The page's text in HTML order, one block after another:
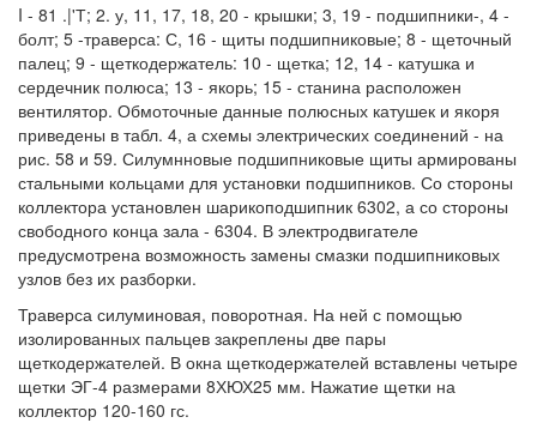
I - 81 .|'Т; 2. у, 11, 17, 18, 20 - крышки; 3, 19 - подшипники-, 4 -
болт; 5 -траверса: С, 16 - щиты подшипниковые; 8 - щеточный
палец; 9 - щеткодержатель: 10 - щетка; 12, 14 - катушка и
сердечник полюса; 13 - якорь; 15 - станина расположен
вентилятор. Обмоточные данные полюсных катушек и якоря
приведены в табл. 4, а схемы электрических соединений - на
рис. 58 и 59. Силумнновые подшипниковые щиты армированы
стальными кольцами для установки подшипников. Со стороны
коллектора установлен шарикоподшипник 6302, а со стороны
свободного конца зала - 6304. В электродвигателе
предусмотрена возможность замены смазки подшипниковых
узлов без их разборки.
Траверса силуминовая, поворотная. На ней с помощью
изолированных пальцев закреплены две пары
щеткодержателей. В окна щеткодержателей вставлены четыре
щетки ЭГ-4 размерами 8ХЮХ25 мм. Нажатие щетки на
коллектор 120-160 гс.